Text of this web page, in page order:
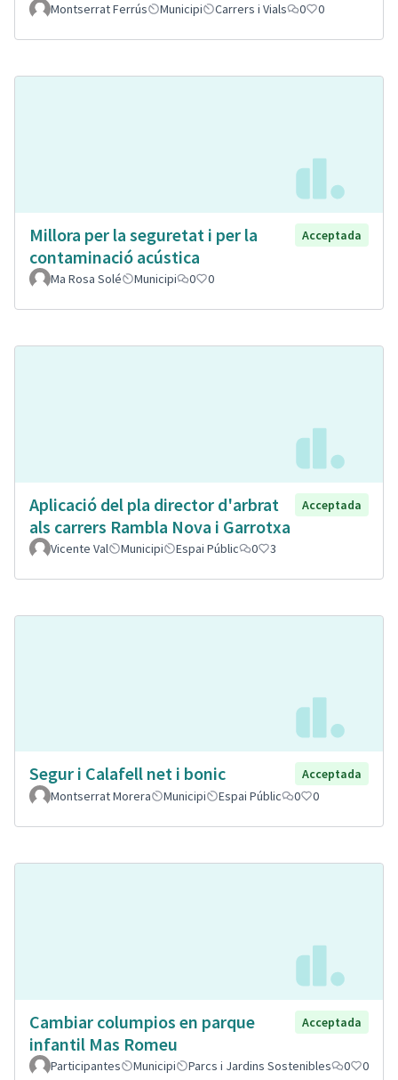
Montserrat Ferrús Municipi Carrers i Vials 0 0
Millora per la seguretat i per la
contaminació acústica
Acceptada
Ma Rosa Solé Municipi 0 0
Aplicació del pla director d'arbrat
als carrers Rambla Nova i Garrotxa
Acceptada
Vicente Val Municipi Espai Públic 0 3
Segur i Calafell net i bonic
Acceptada
Montserrat Morera
Municipi Espai Públic 0 0
Cambiar columpios en parque
infantil Mas Romeu
Acceptada
Participantes Municipi Parcs i Jardins Sostenibles 0 0